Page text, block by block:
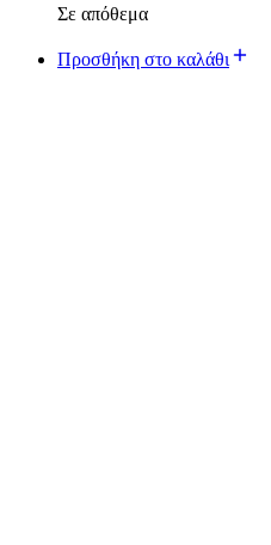
Σε απόθεμα
Προσθήκη στο καλάθι